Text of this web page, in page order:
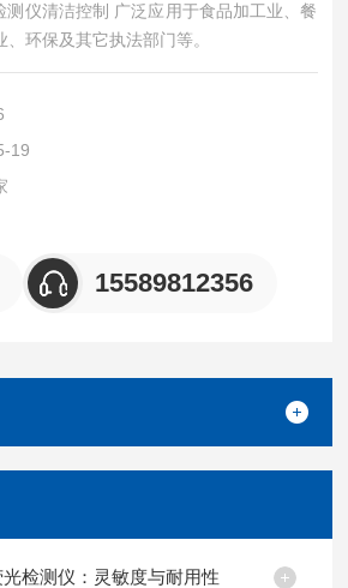
测仪清洁控制 广泛应用于食品加工业、餐
环保及其它执法部门等。
19
15589812356
检测仪：灵敏度与耐用性